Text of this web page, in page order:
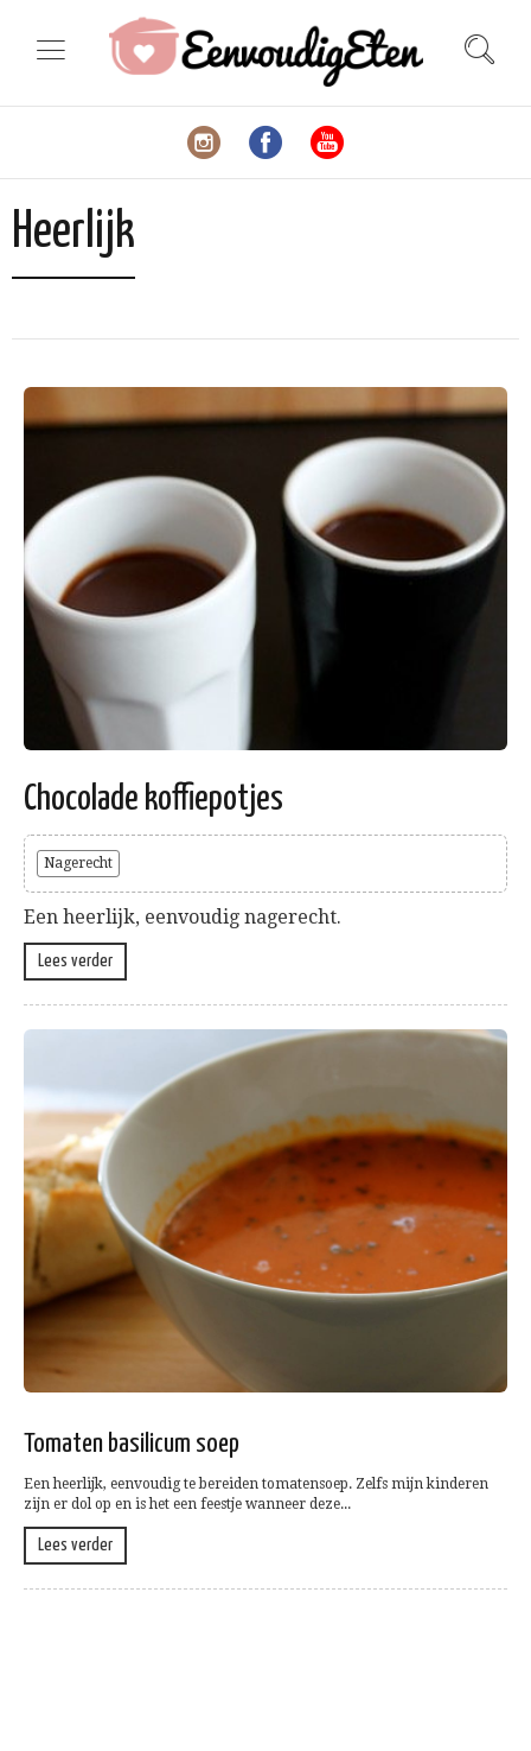
Heerlijk
Chocolade koffiepotjes
Nagerecht
Een heerlijk, eenvoudig nagerecht.
Lees verder
Tomaten basilicum soep
Een heerlijk, eenvoudig te bereiden tomatensoep. Zelfs mijn kinderen
zijn er dol op en is het een feestje wanneer deze...
Lees verder